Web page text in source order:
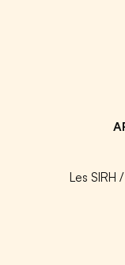
Les SIRH